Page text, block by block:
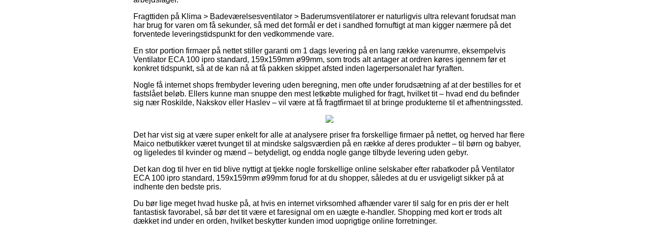
Fragttiden på Klima > Badeværelsesventilator > Baderumsventilatorer er naturligvis ultra relevant forudsat man
har brug for varen om få sekunder, så med det formål er det i sandhed fornuftigt at man kigger nærmere på det
forventede leveringstidspunkt for den vedkommende vare.
En stor portion firmaer på nettet stiller garanti om 1 dags levering på en lang række varenumre, eksempelvis
Ventilator ECA 100 ipro standard, 159x159mm ø99mm, som trods alt antager at ordren køres igennem før et
konkret tidspunkt, så at de kan nå at få pakken skippet afsted inden lagerpersonalet har fyraften.
Nogle få internet shops frembyder levering uden beregning, men ofte under forudsætning af at der bestilles for et
fastslået beløb. Ellers kunne man snuppe den mest letkøbte mulighed for fragt, hvilket tit – hvad end du befinder
sig nær Roskilde, Nakskov eller Haslev – vil være at få fragtfirmaet til at bringe produkterne til et afhentningssted.
Det har vist sig at være super enkelt for alle at analysere priser fra forskellige firmaer på nettet, og herved har flere
Maico netbutikker været tvunget til at mindske salgsværdien på en række af deres produkter – til børn og babyer,
og ligeledes til kvinder og mænd – betydeligt, og endda nogle gange tilbyde levering uden gebyr.
Det kan dog til hver en tid blive nyttigt at tjekke nogle forskellige online selskaber efter rabatkoder på Ventilator
ECA 100 ipro standard, 159x159mm ø99mm forud for at du shopper, således at du er usvigeligt sikker på at
indhente den bedste pris.
Du bør lige meget hvad huske på, at hvis en internet virksomhed afhænder varer til salg for en pris der er helt
fantastisk favorabel, så bør det tit være et faresignal om en uægte e-handler. Shopping med kort er trods alt
dækket ind under en orden, hvilket beskytter kunden imod uoprigtige online forretninger.